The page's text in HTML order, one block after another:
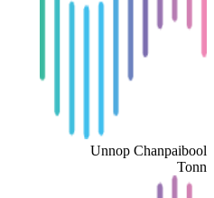
Unnop Chanpaibool
Tonn